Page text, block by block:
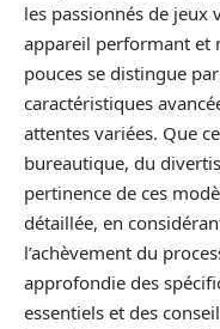
les passionnés de jeux
appareil performant et
pouces se distingue
caractéristiques
attentes variées. Que
bureautique, du
pertinence de ces
détaillée, en
l’achèvement du
approfondie des
essentiels et des